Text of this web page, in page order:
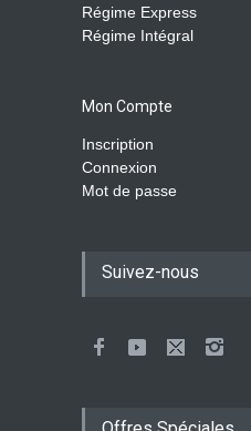
Régime Express
Régime Intégral
Mon Compte
Inscription
Connexion
Mot de passe
Suivez-nous